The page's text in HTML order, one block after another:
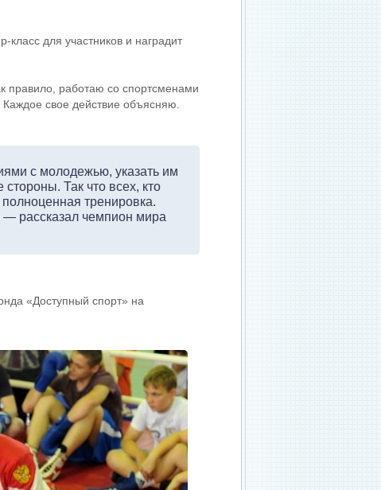
для участников и наградит
правило, работаю со спортсменами
свое действие объясняю.
с молодежью, указать им
Так что всех, кто
тренировка.
— рассказал чемпион мира
«Доступный спорт» на